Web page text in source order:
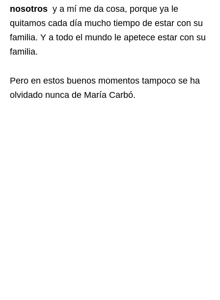
nosotros y a mí me da cosa, porque ya le
quitamos cada día mucho tiempo de estar con su
familia. Y a todo el mundo le apetece estar con su
familia.
Pero en estos buenos momentos tampoco se ha
olvidado nunca de María Carbó.